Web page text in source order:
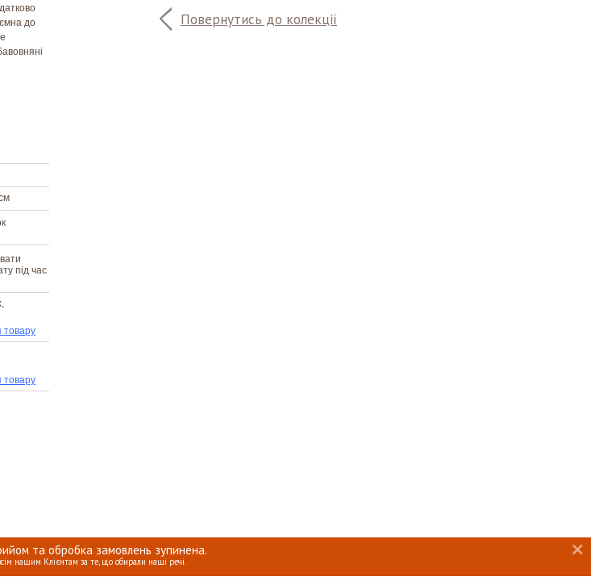
та обробка замовлень зупинена.
нашим Клієнтам за те, що обирали наші речі.
Повернутись до колекції
до
під час
товару
товару